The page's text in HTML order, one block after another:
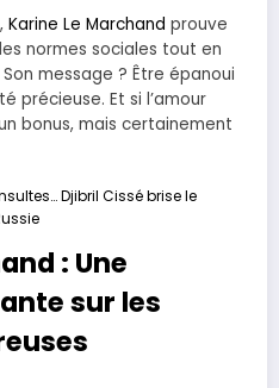
Karine Le Marchand prouve
normes sociales tout en
message ? Être épanoui
précieuse. Et si l’amour
bonus, mais certainement
Djibril Cissé brise le
: Une
sur les